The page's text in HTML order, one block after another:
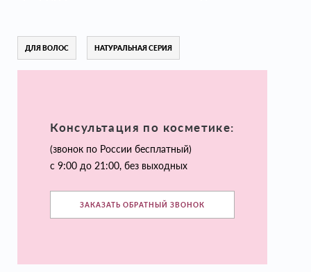
ДЛЯ ВОЛОС НАТУРАЛЬНАЯ СЕРИЯ
Консультация по косметике:
(звонок по России бесплатный)
с 9:00 до 21:00, без выходных
ЗАКАЗАТЬ ОБРАТНЫЙ ЗВОНОК